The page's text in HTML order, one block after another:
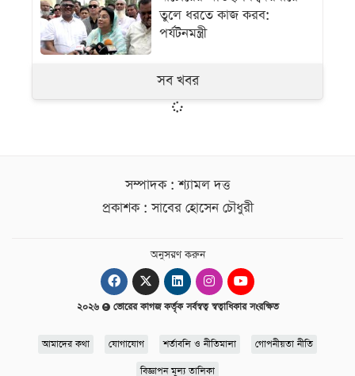
তুলে ধরতে কাজ করব:
পর্যটনমন্ত্রী
সব খবর
সম্পাদক : শ্যামল দত্ত
প্রকাশক : সাবের হোসেন চৌধুরী
অনুসরণ করুন
২০২৬ ভোরের কাগজ কর্তৃক সর্বস্বত্ব স্বত্বাধিকার সংরক্ষিত
আমাদের কথা যোগাযোগ শর্তাবলি ও নীতিমালা গোপনীয়তা নীতি
বিজ্ঞাপন মূল্য তালিকা